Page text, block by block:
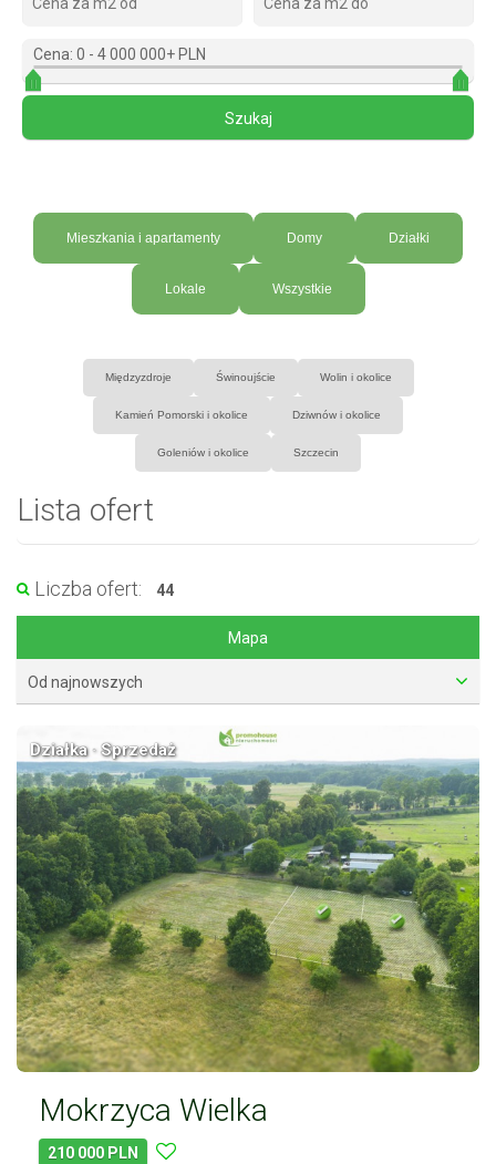
Cena: 0 - 4 000 000+ PLN
Mieszkania i apartamenty Domy Działki
Lokale Wszystkie
Międzyzdroje Świnoujście Wolin i okolice
Kamień Pomorski i okolice Dziwnów i okolice
Goleniów i okolice Szczecin
Lista ofert
Liczba ofert: 44
Mapa
Od najnowszych
Działka · Sprzedaż
Mokrzyca Wielka
210 000 PLN